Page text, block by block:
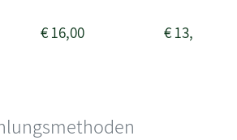
€16,00 €13,00